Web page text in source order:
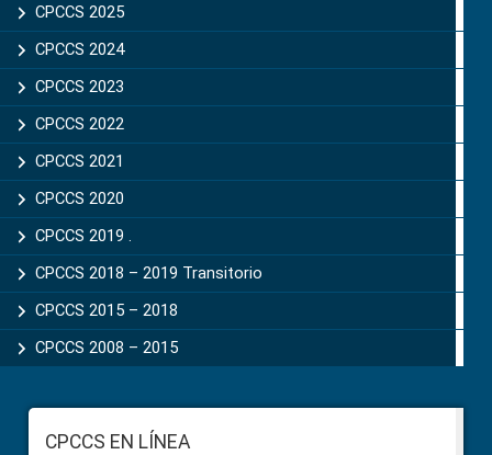
CPCCS 2025
CPCCS 2024
CPCCS 2023
CPCCS 2022
CPCCS 2021
CPCCS 2020
CPCCS 2019 .
CPCCS 2018 – 2019 Transitorio
CPCCS 2015 – 2018
CPCCS 2008 – 2015
FooterCPCCS EN LÍNEA